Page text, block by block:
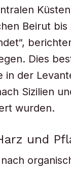
Beirut
Dies
in der
Sizilien
wurden.
und